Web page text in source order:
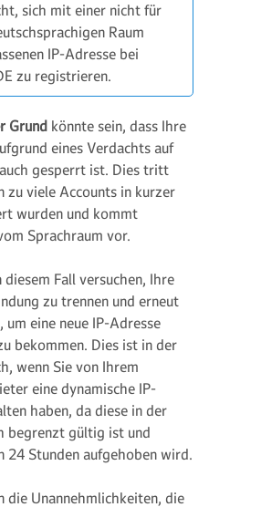
sich mit einer nicht für
Raum
IP-Adresse bei
zu registrieren.
Grund könnte sein, dass Ihre
eines Verdachts auf
gesperrt ist. Dies tritt
zu viele Accounts in kurzer
wurden und kommt
Sprachraum vor.
diesem Fall versuchen, Ihre
zu trennen und erneut
um eine neue IP-Adresse
bekommen. Dies ist in der
wenn Sie von Ihrem
eine dynamische IP-
haben, da diese in der
begrenzt gültig ist und
24 Stunden aufgehoben wird.
die Unannehmlichkeiten, die